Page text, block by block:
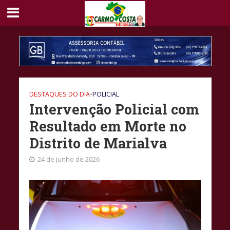
DESTAQUES DO DIA•POLICIAL
Intervenção Policial com
Resultado em Morte no
Distrito de Marialva
24 de junho de 2026